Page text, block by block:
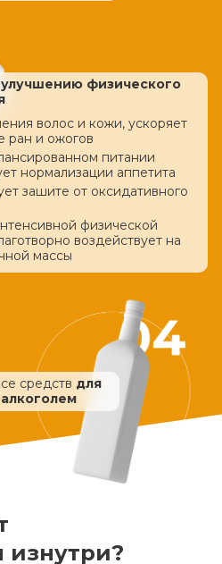
улучшению физического
волос и кожи, ускоряет
ран и ожогов
питании
нормализации аппетита
зашите от оксидативного
физической
воздействует на
массы
средств для